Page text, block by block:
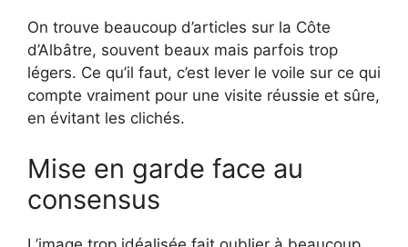
On trouve beaucoup d’articles sur la Côte
d’Albâtre, souvent beaux mais parfois trop
légers. Ce qu’il faut, c’est lever le voile sur ce qui
compte vraiment pour une visite réussie et sûre,
en évitant les clichés.
Mise en garde face au
consensus